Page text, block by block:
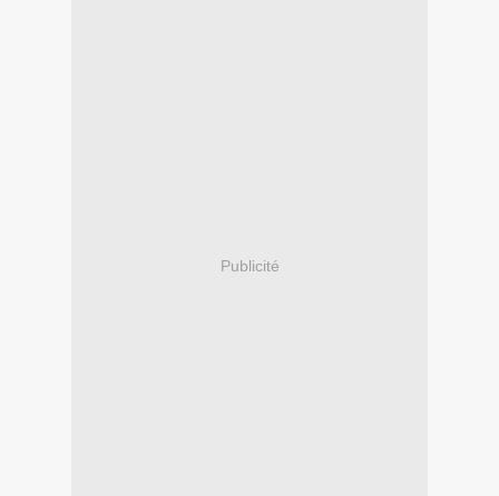
Publicité